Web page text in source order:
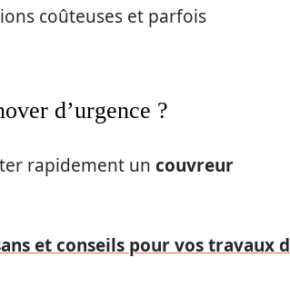
coûteuses et parfois
d’urgence ?
rapidement un couvreur
et conseils pour vos travaux